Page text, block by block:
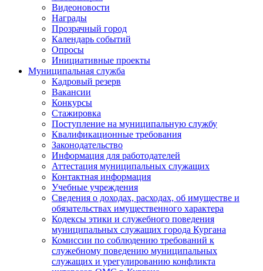
Видеоновости
Награды
Прозрачный город
Календарь событий
Опросы
Инициативные проекты
Муниципальная служба
Кадровый резерв
Вакансии
Конкурсы
Стажировка
Поступление на муниципальную службу
Квалификационные требования
Законодательство
Информация для работодателей
Аттестация муниципальных служащих
Контактная информация
Учебные учреждения
Сведения о доходах, расходах, об имуществе и
обязательствах имущественного характера
Кодексы этики и служебного поведения
муниципальных служащих города Кургана
Комиссии по соблюдению требований к
служебному поведению муниципальных
служащих и урегулированию конфликта